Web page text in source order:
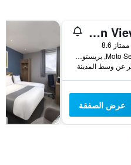
Travelodge Bristol Severn View M48
ممتاز 8.6
Moto Service Area, بريستول, المملكة المتحدة
عرض الصفقة